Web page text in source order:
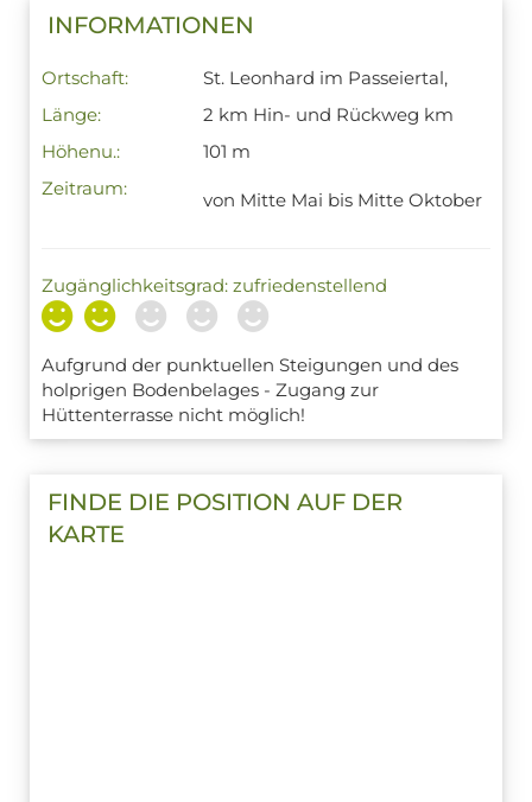
INFORMATIONEN
Ortschaft:
St. Leonhard im Passeiertal,
Länge:
2 km Hin- und Rückweg km
Höhenu.:
101 m
Zeitraum:
von Mitte Mai bis Mitte Oktober
Zugänglichkeitsgrad: zufriedenstellend
Aufgrund der punktuellen Steigungen und des
holprigen Bodenbelages - Zugang zur
Hüttenterrasse nicht möglich!
FINDE DIE POSITION AUF DER
KARTE